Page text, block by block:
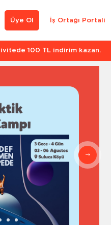
İş Ortağı Portali
Üye Ol
100 TL indirim kazan.